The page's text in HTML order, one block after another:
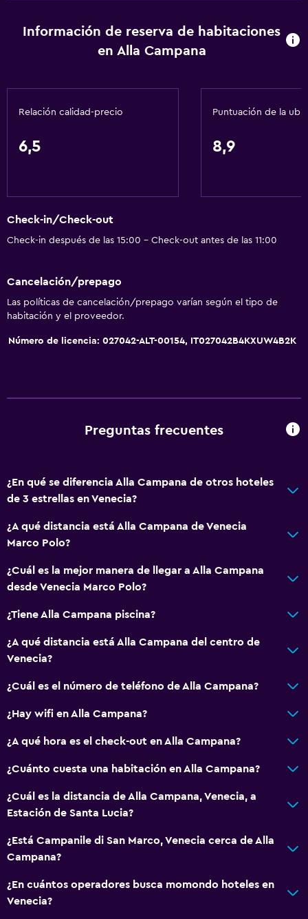
Champú
Papel higiénico
Ducha
General
Piso de parquet o madera noble
Perchero
Enchufe cerca de la cama
Armario o clóset
Limpieza diaria
Servicios y facilidades
Check-out exprés
Recepción 24 horas
Sistema de entretenimiento
TV de pantalla plana
TV
Accesibilidad y adecuación
Plantas superiores accesibles por escaleras
Información de reserva de habitaciones
en Alla Campana
Relación calidad-precio
6,5
Puntuación de la
8,9
Check-in/Check-out
Check-in después de las 15:00 - Check-out antes de las 11:00
Cancelación/prepago
Las políticas de cancelación/prepago varían según el tipo de
habitación y el proveedor.
Número de licencia: 027042-ALT-00154, IT027042B4KXUW4B2K
Preguntas frecuentes
¿En qué se diferencia Alla Campana de otros hoteles
de 3 estrellas en Venecia?
¿A qué distancia está Alla Campana de Venecia
Marco Polo?
¿Cuál es la mejor manera de llegar a Alla Campana
desde Venecia Marco Polo?
¿Tiene Alla Campana piscina?
¿A qué distancia está Alla Campana del centro de
Venecia?
¿Cuál es el número de teléfono de Alla Campana?
¿Hay wifi en Alla Campana?
¿A qué hora es el check-out en Alla Campana?
¿Cuánto cuesta una habitación en Alla Campana?
¿Cuál es la distancia de Alla Campana, Venecia, a
Estación de Santa Lucia?
¿Está Campanile di San Marco, Venecia cerca de Alla
Campana?
¿En cuántos operadores busca momondo hoteles en
Venecia?